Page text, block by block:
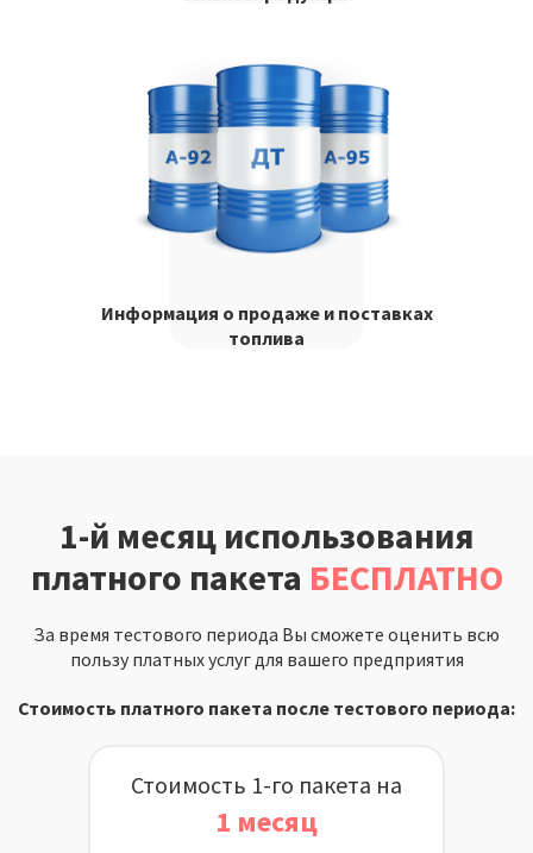
Информация о продаже и поставках
топлива
1-й месяц использования
платного пакета БЕСПЛАТНО
За время тестового периода Вы сможете оценить всю
пользу платных услуг для вашего предприятия
Стоимость платного пакета после тестового периода:
Стоимость 1-го пакета на
1 месяц